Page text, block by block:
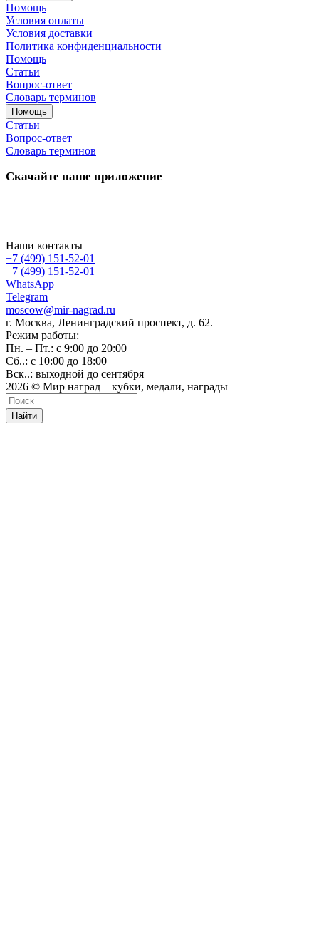
Помощь
Условия оплаты
Условия доставки
Политика конфиденциальности
Помощь
Статьи
Вопрос-ответ
Словарь терминов
Помощь
Статьи
Вопрос-ответ
Словарь терминов
Скачайте наше приложение
Наши контакты
+7 (499) 151-52-01
+7 (499) 151-52-01
WhatsApp
Telegram
moscow@mir-nagrad.ru
г. Москва, Ленинградский проспект, д. 62.
Режим работы:
Пн. – Пт.: с 9:00 до 20:00
Сб..: с 10:00 до 18:00
Вск..: выходной до сентября
2026 © Мир наград – кубки, медали, награды
Найти